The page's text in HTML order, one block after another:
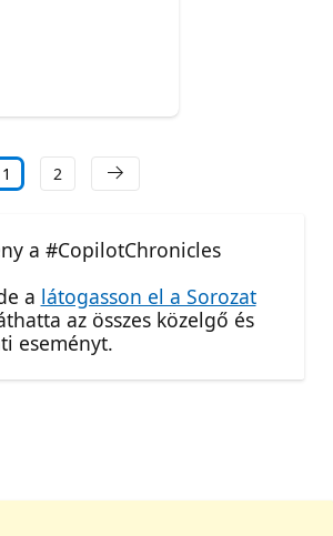
1 2
a #CopilotChronicles
a látogasson el a Sorozat
az összes közelgő és
eseményt.